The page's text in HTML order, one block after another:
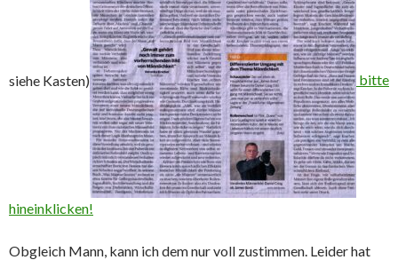
siehe Kasten) bitte
hineinklicken!
Obgleich Mann, kann ich dem nur voll zustimmen. Leider hat